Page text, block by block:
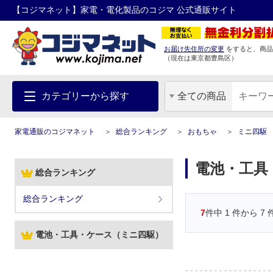
【コジマネット】家電・電化製品のコジマ 公式通販サイト
お届け先住所の変更 をすると、商
（現在は東京都豊島区）
カテゴリーから探す 全ての商品
家電通販のコジマネット 総合ランキング おもちゃ ミニ四駆
総合ランキング
総合ランキング
電池・工具・ケース（ミニ四駆）
電池・工
7件中 1 件から 7